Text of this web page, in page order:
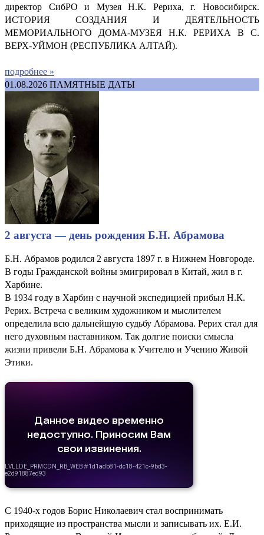
директор СибРО и Музея Н.К. Рериха, г. Новосибирск.
ИСТОРИЯ СОЗДАНИЯ И ДЕЯТЕЛЬНОСТЬ
МЕМОРИАЛЬНОГО ДОМА-МУЗЕЯ Н.К. РЕРИХА В С.
ВЕРХ-УЙМОН (РЕСПУБЛИКА АЛТАЙ).
подробнее »
01.08.2026 ПАМЯТНЫЕ ДАТЫ
2 августа — день рождения Б.Н. Абрамова
Б.Н. Абрамов родился 2 августа 1897 г. в Нижнем Новгороде.
В годы Гражданской войны эмигрировал в Китай, жил в г.
Харбине.
В 1934 году в Харбин с научной экспедицией прибыл Н.К.
Рерих. Встреча с великим художником и мыслителем
определила всю дальнейшую судьбу Абрамова. Рерих стал для
него духовным наставником. Так долгие поиски смысла
жизни привели Б.Н. Абрамова к Учителю и Учению Живой
Этики.
С 1940-х годов Борис Николаевич стал воспринимать
приходящие из пространства мысли и записывать их. Е.И.